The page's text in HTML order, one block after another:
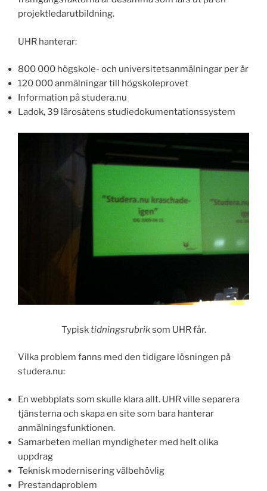
projektledarutbildning.
UHR hanterar:
800 000 högskole- och universitetsanmälningar per år
120 000 anmälningar till högskoleprovet
Information på studera.nu
Ladok, 39 lärosätens studiedokumentationssystem
Typisktidningsrubriksom UHR får.
Vilka problem fanns med den tidigare lösningen på
studera.nu:
En webbplats som skulle klara allt. UHR ville separera
tjänsterna och skapa en site som bara hanterar
anmälningsfunktionen.
Samarbeten mellan myndigheter med helt olika
uppdrag
Teknisk modernisering välbehövlig
Prestandaproblem